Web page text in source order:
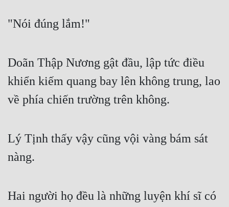
"Nói đúng lắm!"
Doãn Thập Nương gật đầu, lập tức điều
khiển kiếm quang bay lên không trung, lao
về phía chiến trường trên không.
Lý Tịnh thấy vậy cũng vội vàng bám sát
nàng.
Hai người họ đều là những luyện khí sĩ có